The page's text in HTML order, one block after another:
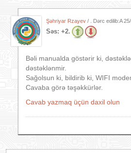
Şəhriyar Rzayev / . Dərc edilib:A
Səs: +2.
Bəli manualda göstərir ki,
dəstəklənmir.
Sağolsun ki, bildirib ki, WIFI
Cavaba görə təşəkkürlər.
Cavab yazmaq üçün daxil olun